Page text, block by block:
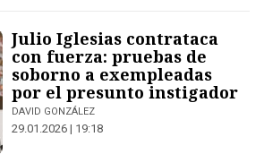
Julio Iglesias contrataca
con fuerza: pruebas de
soborno a exempleadas
por el presunto instigador
DAVID GONZÁLEZ
29.01.2026 | 19:18